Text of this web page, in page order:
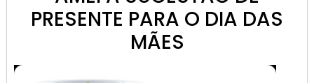
PRESENTE PARA O DIA DAS
MÃES